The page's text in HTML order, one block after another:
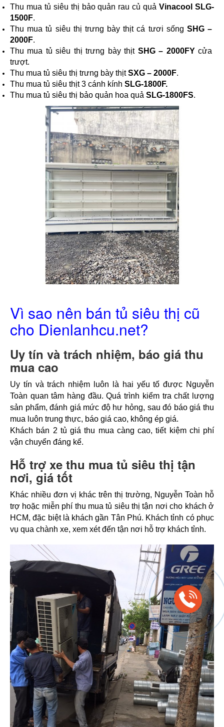
Thu mua tủ siêu thị bảo quản rau củ quả Vinacool SLG-
1500F.
Thu mua tủ siêu thị trưng bày thịt cá tươi sống SHG –
2000F.
Thu mua tủ siêu thị trưng bày thịt SHG – 2000FY cửa
trượt.
Thu mua tủ siêu thị trưng bày thịt SXG – 2000F.
Thu mua tủ siêu thịt 3 cánh kính SLG-1800F.
Thu mua tủ siêu thị bảo quản hoa quả SLG-1800FS.
Vì sao nên bán tủ siêu thị cũ
cho Dienlanhcu.net?
Uy tín và trách nhiệm, báo giá thu
mua cao
Uy tín và trách nhiệm luôn là hai yếu tố được Nguyễn
Toàn quan tâm hàng đầu. Quá trình kiểm tra chất lượng
sản phẩm, đánh giá mức độ hư hỏng, sau đó báo giá thu
mua luôn trung thực, báo giá cao, không ép giá.
Khách bán 2 tủ giá thu mua càng cao, tiết kiệm chi phí
vận chuyển đáng kể.
Hỗ trợ xe thu mua tủ siêu thị tận
nơi, giá tốt
Khác nhiều đơn vị khác trên thị trường, Nguyễn Toàn hỗ
trợ hoặc miễn phí thu mua tủ siêu thị tận nơi cho khách ở
HCM, đặc biệt là khách gần Tân Phú. Khách tỉnh có phục
vụ qua chành xe, xem xét đến tận nơi hỗ trợ khách tỉnh.